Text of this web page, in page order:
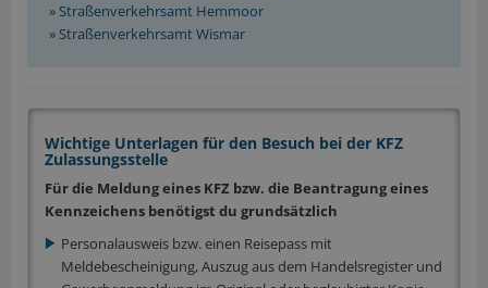
» Straßenverkehrsamt Hemmoor
» Straßenverkehrsamt Wismar
Wichtige Unterlagen für den Besuch bei der KFZ
Zulassungsstelle
Für die Meldung eines KFZ bzw. die Beantragung eines
Kennzeichens benötigst du grundsätzlich
Personalausweis bzw. einen Reisepass mit
Meldebescheinigung, Auszug aus dem Handelsregister und